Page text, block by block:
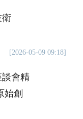
衛
[2026-05-09 09:18]
會精
始創